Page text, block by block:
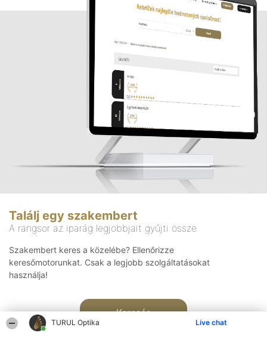
TURUL Optika Live chat
Találj egy szakembert
A rangsor az iparág legjobbjait gyűjti össze
Szakembert keres a közelébe? Ellenőrizze
keresőmotorunkat. Csak a legjobb szolgáltatásokat
használja!
Keresés